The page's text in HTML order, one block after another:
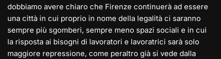
dobbiamo avere chiaro che Firenze continuerà ad essere
una città in cui proprio in nome della legalità ci saranno
sempre più sgomberi, sempre meno spazi sociali e in cui
la risposta ai bisogni di lavoratori e lavoratrici sarà solo
maggiore repressione, come peraltro già si vede dalla